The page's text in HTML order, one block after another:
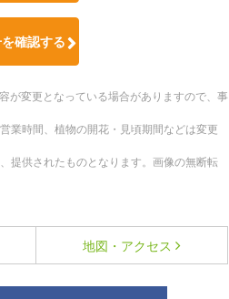
確認する
が変更となっている場合がありますので、事
業時間、植物の開花・見頃期間などは変更
提供されたものとなります。画像の無断転
地図・アクセス